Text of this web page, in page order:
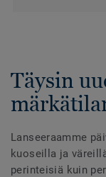
Täysin
Lanseeraamme
kuoseilla ja
perinteisiä kuin